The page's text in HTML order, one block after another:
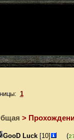
1
>
GooD Luck[10] (